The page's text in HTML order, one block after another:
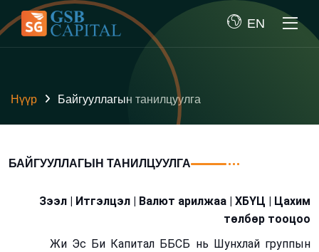
EN
Нүүр Байгууллагын танилцуулга
БАЙГУУЛЛАГЫН ТАНИЛЦУУЛГА
Зээл | Итгэлцэл | Валют арилжаа | ХБҮЦ | Цахим
төлбөр тооцоо
Жи Эс Би Капитал ББСБ нь Шунхлай группын